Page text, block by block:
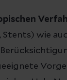
wie